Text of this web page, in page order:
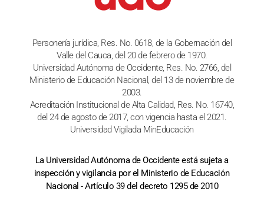
Personería jurídica, Res. No. 0618, de la Gobernación del
Valle del Cauca, del 20 de febrero de 1970.
Universidad Autónoma de Occidente, Res. No. 2766, del
Ministerio de Educación Nacional, del 13 de noviembre de
2003.
Acreditación Institucional de Alta Calidad, Res. No. 16740,
del 24 de agosto de 2017, con vigencia hasta el 2021.
Universidad Vigilada MinEducación
La Universidad Autónoma de Occidente está sujeta a
inspección y vigilancia por el Ministerio de Educación
Nacional - Artículo 39 del decreto 1295 de 2010